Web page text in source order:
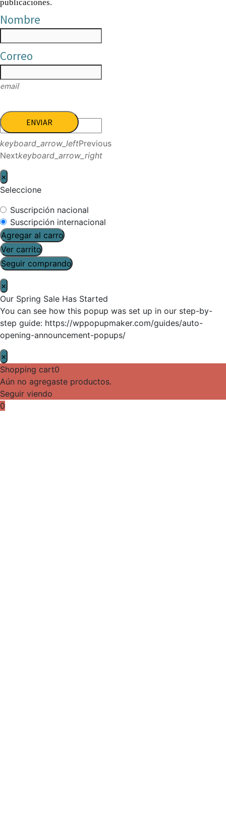
publicaciones.
Nombre
Correo
email
ENVIAR
keyboard_arrow_leftPrevious
Nextkeyboard_arrow_right
×
Seleccione
Suscripción nacional
Suscripción internacional
Agregar al carro
Ver carrito
Seguir comprando
×
Our Spring Sale Has Started
You can see how this popup was set up in our step-by-
step guide: https://wppopupmaker.com/guides/auto-
opening-announcement-popups/
×
Shopping cart0
Aún no agregaste productos.
Seguir viendo
0